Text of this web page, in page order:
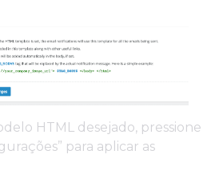
HTML desejado, pressione
para aplicar as